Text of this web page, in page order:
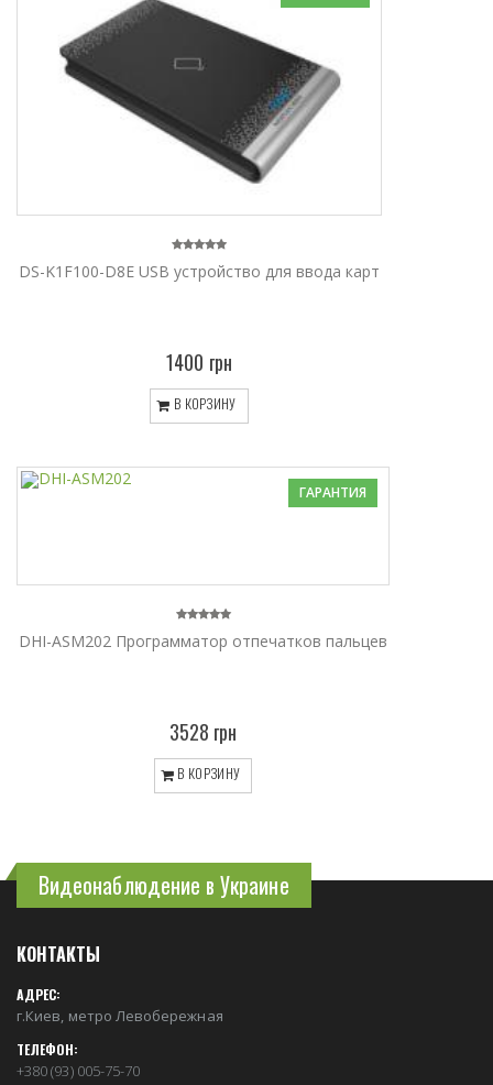
DS-K1F100-D8E USB устройство для ввода карт
1400 грн
В КОРЗИНУ
ГАРАНТИЯ
DHI-ASM202 Программатор отпечатков пальцев
3528 грн
В КОРЗИНУ
Видеонаблюдение в Украине
КОНТАКТЫ
АДРЕС:
г.Киев, метро Левобережная
ТЕЛЕФОН:
+380 (93) 005-75-70